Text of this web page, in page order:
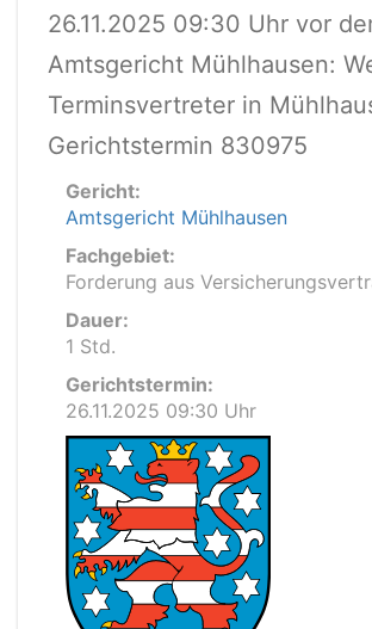
26.11.2025 09:30 Uhr vor
Amtsgericht Mühlhausen:
Terminsvertreter in
Gerichtstermin 830975
Gericht:
Amtsgericht Mühlhausen
Fachgebiet:
Forderung aus
Dauer:
1 Std.
Gerichtstermin:
26.11.2025 09:30 Uhr